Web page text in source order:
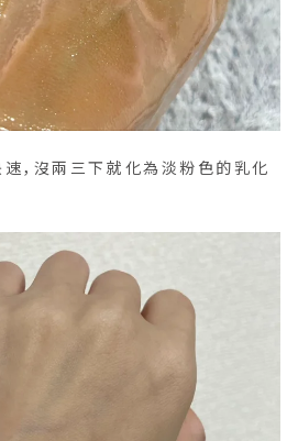
，沒兩三下就化為淡粉色的乳化